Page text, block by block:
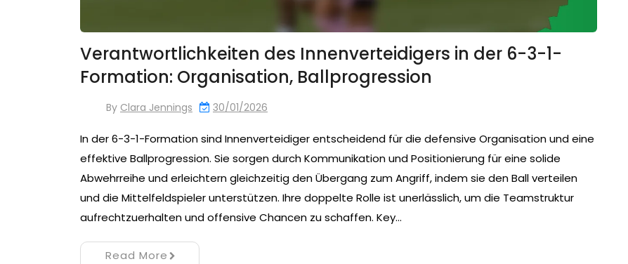
Verantwortlichkeiten des Innenverteidigers in der 6-3-1-
Formation: Organisation, Ballprogression
By Clara Jennings 30/01/2026
In der 6-3-1-Formation sind Innenverteidiger entscheidend für die defensive Organisation und eine
effektive Ballprogression. Sie sorgen durch Kommunikation und Positionierung für eine solide
Abwehrreihe und erleichtern gleichzeitig den Übergang zum Angriff, indem sie den Ball verteilen
und die Mittelfeldspieler unterstützen. Ihre doppelte Rolle ist unerlässlich, um die Teamstruktur
aufrechtzuerhalten und offensive Chancen zu schaffen. Key…
Read More